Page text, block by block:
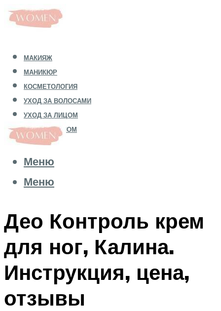
МАКИЯЖ
МАНИКЮР
КОСМЕТОЛОГИЯ
УХОД ЗА ВОЛОСАМИ
УХОД ЗА ЛИЦОМ
УХОД ЗА ТЕЛОМ
Меню
Меню
Део Контроль крем
для ног, Калина.
Инструкция, цена,
отзывы